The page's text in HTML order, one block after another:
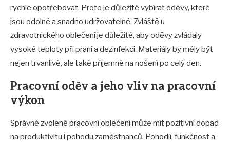
rychle opotřebovat. Proto je důležité vybírat oděvy, které
jsou odolné a snadno udržovatelné. Zvláště u
zdravotnického oblečení je důležité, aby oděvy zvládaly
vysoké teploty při praní a dezinfekci. Materiály by měly být
nejen trvanlivé, ale také příjemné na nošení po celý den.
Pracovní oděv a jeho vliv na pracovní
výkon
Správně zvolené pracovní oblečení může mít pozitivní dopad
na produktivitu i pohodu zaměstnanců. Pohodlí, funkčnost a